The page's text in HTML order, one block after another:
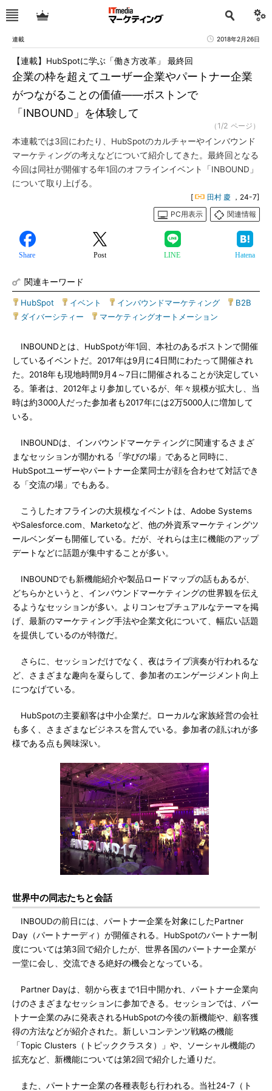
連載 2018年2月26日
企業の枠を超えてユーザー企業やパートナー企業
がつながることの価値――ボストンで
「INBOUND」を体験して
【連載】HubSpotに学ぶ「働き方改革」 最終回
（1/2 ページ）
本連載では3回にわたり、HubSpotのカルチャーやインバウンド
マーケティングの考えなどについて紹介してきた。最終回となる
今回は同社が開催する年1回のオフラインイベント「INBOUND」
について取り上げる。
[ 田村 慶 ，24-7]
PC用表示
関連情報
Share Post LINE Hatena
関連キーワード
HubSpot イベント インバウンドマーケティング B2B
ダイバーシティー
マーケティングオートメーション
INBOUNDとは、HubSpotが年1回、本社のあるボストンで開催
しているイベントだ。2017年は9月に4日間にわたって開催され
た。2018年も現地時間9月4～7日に開催されることが決定してい
る。筆者は、2012年より参加しているが、年々規模が拡大し、当
時は約3000人だった参加者も2017年には2万5000人に増加して
いる。
INBOUNDは、インバウンドマーケティングに関連するさまざ
まなセッションが開かれる「学びの場」であると同時に、
HubSpotユーザーやパートナー企業同士が顔を合わせて対話でき
る「交流の場」でもある。
こうしたオフラインの大規模なイベントは、Adobe Systems
やSalesforce.com、Marketoなど、他の外資系マーケティングツ
ールベンダーも開催している。だが、それらは主に機能のアップ
デートなどに話題が集中することが多い。
INBOUNDでも新機能紹介や製品ロードマップの話もあるが、
どちらかというと、インバウンドマーケティングの世界観を伝え
るようなセッションが多い。よりコンセプチュアルなテーマを掲
げ、最新のマーケティング手法や企業文化について、幅広い話題
を提供しているのが特徴だ。
さらに、セッションだけでなく、夜はライブ演奏が行われるな
ど、さまざまな趣向を凝らして、参加者のエンゲージメント向上
につなげている。
HubSpotの主要顧客は中小企業だ。ローカルな家族経営の会社
も多く、さまざまなビジネスを営んでいる。参加者の顔ぶれが多
様である点も興味深い。
世界中の同志たちと会話
INBOUDの前日には、パートナー企業を対象にしたPartner
Day（パートナーディ）が開催される。HubSpotのパートナー制
度については第3回で紹介したが、世界各国のパートナー企業が
一堂に会し、交流できる絶好の機会となっている。
Partner Dayは、朝から夜まで1日中開かれ、パートナー企業向
けのさまざまなセッションに参加できる。セッションでは、パー
トナー企業のみに発表されるHubSpotの今後の新機能や、顧客獲
得の方法などが紹介された。新しいコンテンツ戦略の機能
「Topic Clusters（トピッククラスタ）」や、ソーシャル機能の
拡充など、新機能については第2回で紹介した通りだ。
また、パートナー企業の各種表彰も行われる。当社24-7（ト